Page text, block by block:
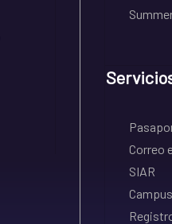
Correo
SIAR